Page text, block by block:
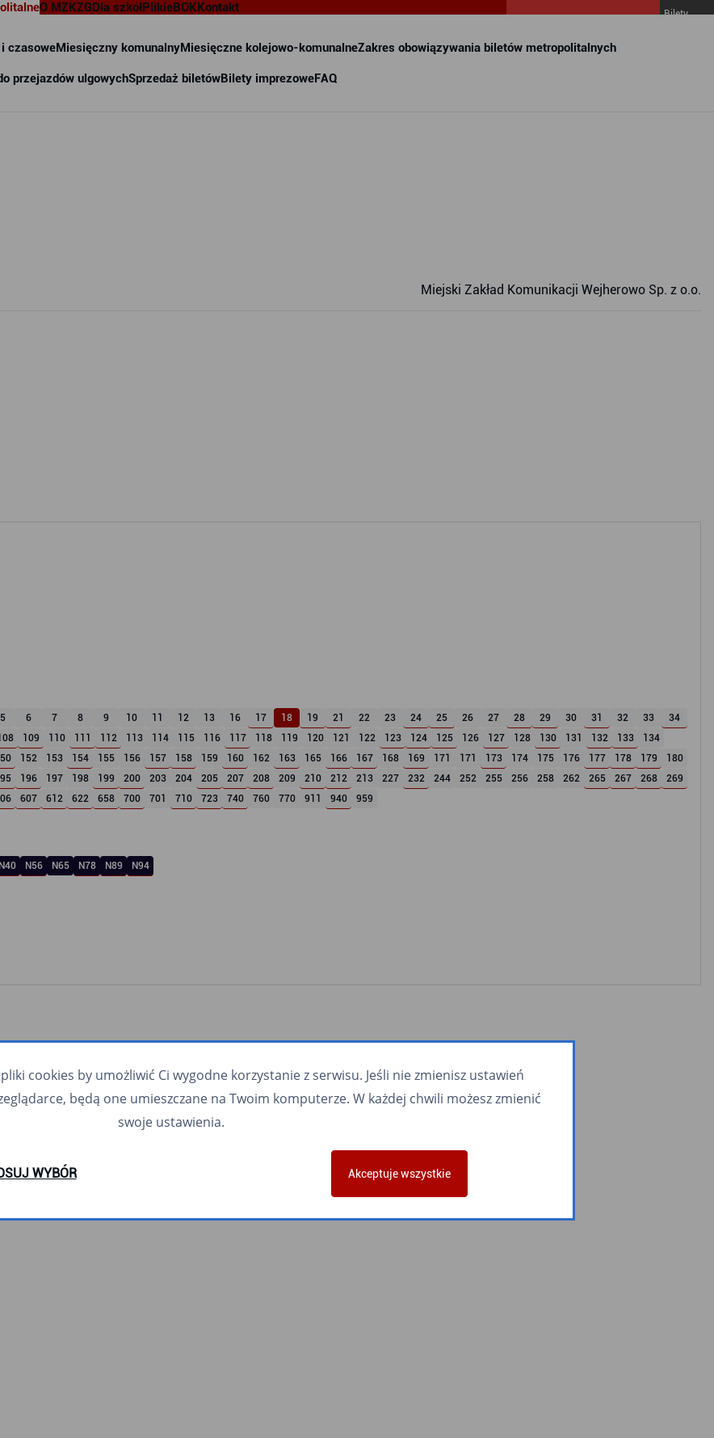
czasoweMiesięczny komunalnyMiesięczne kolejowo-komunalneZakres obowiązywania biletów metropolitalnych
przejazdów ulgowychSprzedaż biletówBilety imprezoweFAQ
O MZKZGDla szkółPlikieBOKKontakt
Bilety
5 6 7 8 9 10 11 12 13 16 17 18 19 21 22 23 24 25 26 27 28 29 30 31 32 33
34
109 110 111 112 113 114 115 116 117 118 119 120 121 122 123 124 125 126 127 128 130 131 132 133
134
152 153 154 155 156 157 158 159 160 162 163 165 166 167 168 169 171 171 173 174 175 176 177 178 179
180
196 197 198 199 200 203 204 205 207 208 209 210 212 213 227 232 244 252 255 256 258 262 265 267 268
269
607 612 622 658 700 701 710 723 740 760 770 911 940 959
N40 N56 N65 N78 N89 N94
Miejski Zakład Komunikacji Wejherowo Sp. z o.o.
cookies by umożliwić Ci wygodne korzystanie z serwisu. Jeśli nie zmienisz ustawień
będą one umieszczane na Twoim komputerze. W każdej chwili możesz zmienić
swoje ustawienia.
WYBÓR Akceptuje wszystkie